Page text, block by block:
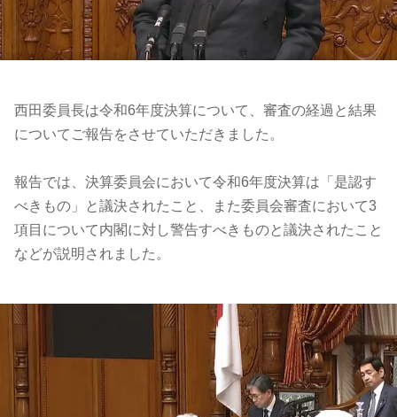
西田委員長は令和6年度決算について、審査の経過と結果
についてご報告をさせていただきました。
報告では、決算委員会において令和6年度決算は「是認す
べきもの」と議決されたこと、また委員会審査において3
項目について内閣に対し警告すべきものと議決されたこと
などが説明されました。